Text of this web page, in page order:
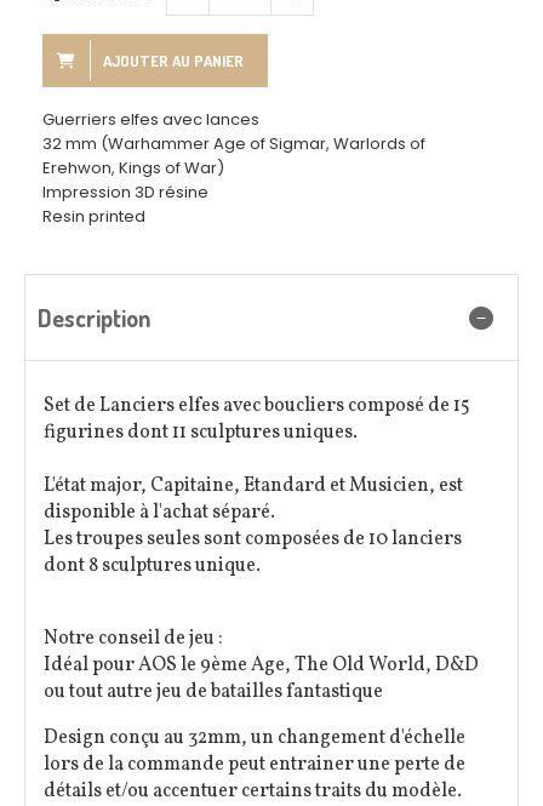
AJOUTER AU PANIER
Guerriers elfes avec lances
32 mm (Warhammer Age of Sigmar, Warlords of
Erehwon, Kings of War)
Impression 3D résine
Resin printed
Description
Set de Lanciers elfes avec boucliers composé de 15
figurines dont 11 sculptures uniques.
L'état major, Capitaine, Etandard et Musicien, est
disponible à l'achat séparé.
Les troupes seules sont composées de 10 lanciers
dont 8 sculptures unique.
Notre conseil de jeu :
Idéal pour AOS le 9ème Age, The Old World, D&D
ou tout autre jeu de batailles fantastique
Design conçu au 32mm, un changement d'échelle
lors de la commande peut entrainer une perte de
détails et/ou accentuer certains traits du modèle.